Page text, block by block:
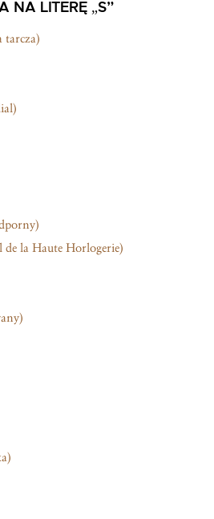
NA LITERĘ „S”
tarcza)
la Haute Horlogerie)